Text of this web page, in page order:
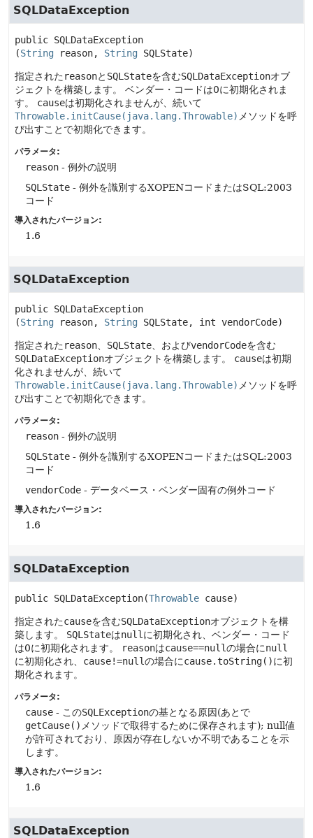
SQLDataException
public SQLDataException
(String reason, String SQLState)
指定された reasonと SQLStateを含むSQLDataExceptionオブ
ジェクトを構築します。
ベンダー・コードは0に初期化されま
す。
causeは初期化されませんが、続いて
Throwable.initCause(java.lang.Throwable) メソッドを呼
び出すことで初期化できます。
パラメータ:
reason - 例外の説明
SQLState - 例外を識別するXOPENコードまたはSQL:2003
コード
導入されたバージョン:
1.6
SQLDataException
public SQLDataException
(String reason, String SQLState, int vendorCode)
指定された reason SQLState 、およびvendorCodeを含む
SQLDataExceptionオブジェクトを構築します。 causeは初期
化されませんが、続いて
Throwable.initCause(java.lang.Throwable) メソッドを呼
び出すことで初期化できます。
パラメータ:
reason - 例外の説明
SQLState - 例外を識別するXOPENコードまたはSQL:2003
コード
vendorCode - データベース・ベンダー固有の例外コード
導入されたバージョン:
1.6
SQLDataException
public SQLDataException(Throwable cause)
指定されたcauseを含むSQLDataExceptionオブジェクトを構
築します。
SQLStateはnull に初期化され、ベンダー・コード
は0に初期化されます。
reasonはcause==nullの場合にnull
に初期化され、 cause!=nullの場合にcause.toString()に初
期化されます。
パラメータ:
cause - このSQLExceptionの基となる原因(あとで
getCause() メソッドで取得するために保存されます); null値
が許可されており、原因が存在しないか不明であることを示
します。
導入されたバージョン:
1.6
SQLDataException